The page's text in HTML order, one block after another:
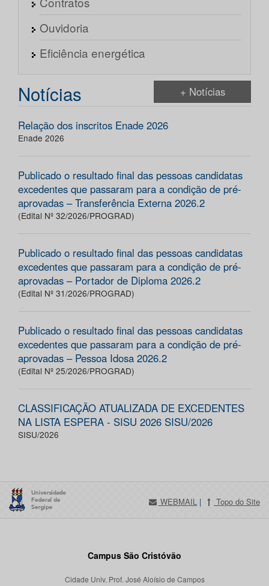
Ouvidoria
Eficiência energética
Notícias + Notícias
Relação dos inscritos Enade 2026
Enade 2026
Publicado o resultado final das pessoas candidatas
excedentes que passaram para a condição de pré-
aprovadas – Transferência Externa 2026.2
(Edital Nº 32/2026/PROGRAD)
Publicado o resultado final das pessoas candidatas
excedentes que passaram para a condição de pré-
aprovadas – Portador de Diploma 2026.2
(Edital Nº 31/2026/PROGRAD)
Publicado o resultado final das pessoas candidatas
excedentes que passaram para a condição de pré-
aprovadas – Pessoa Idosa 2026.2
(Edital Nº 25/2026/PROGRAD)
CLASSIFICAÇÃO ATUALIZADA DE EXCEDENTES
NA LISTA ESPERA - SISU 2026 SISU/2026
SISU/2026
WEBMAIL | Topo do Site
Campus São Cristóvão
Cidade Univ. Prof. José Aloísio de Campos